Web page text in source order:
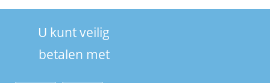
U kunt veilig
betalen met